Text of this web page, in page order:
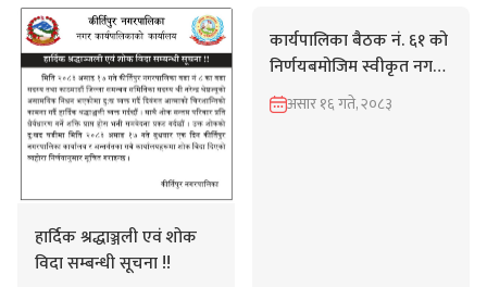
हार्दिक श्रद्धाञ्जली एवं शोक
विदा सम्बन्धी सूचना !!
कार्यपालिका बैठक नं. ६१ को
निर्णयबमोजिम स्वीकृत नगर
शिक्षा योजना, २०८२
सम्बन्धमा।
असार १६ गते, २०८३